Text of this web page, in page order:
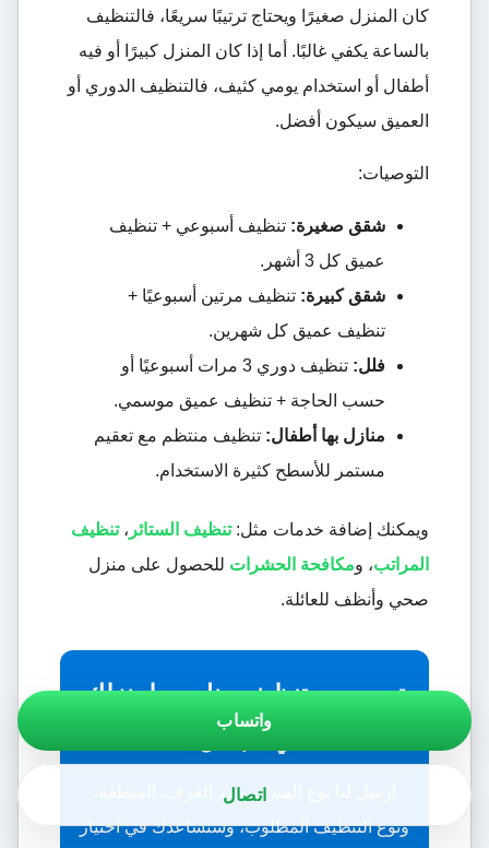
كان المنزل صغيرًا ويحتاج ترتيبًا سريعًا، فالتنظيف
بالساعة يكفي غالبًا. أما إذا كان المنزل كبيرًا أو فيه
أطفال أو استخدام يومي كثيف، فالتنظيف الدوري أو
العميق سيكون أفضل.
التوصيات:
شقق صغيرة: تنظيف أسبوعي + تنظيف
عميق كل 3 أشهر.
شقق كبيرة: تنظيف مرتين أسبوعيًا +
تنظيف عميق كل شهرين.
فلل:
تنظيف دوري 3 مرات أسبوعيًا أو
حسب الحاجة + تنظيف عميق موسمي.
منازل بها أطفال: تنظيف منتظم مع تعقيم
مستمر للأسطح كثيرة الاستخدام.
ويمكنك إضافة خدمات مثل:تنظيف الستائر ،تنظيف
المراتب، ومكافحة الحشرات للحصول على منزل
صحي وأنظف للعائلة.
تريد سعر تنظيف مناسب لمنزلك
أرسل لنا نوع المنزل، عدد الغرف، المنطقة،
ونوع التنظيف المطلوب، وسنساعدك في اختيار
واتساب
اتصال